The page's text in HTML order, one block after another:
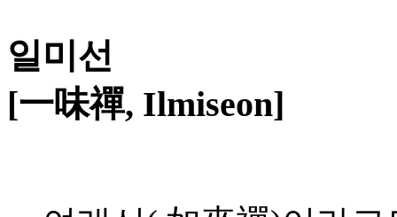
일미선
[一味禪, Ilmiseon]